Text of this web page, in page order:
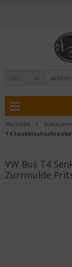
Alle
Startseite
T4
VW Bus T4
Zurrmulde